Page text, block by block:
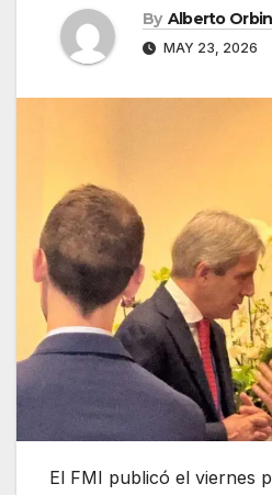
By Alberto
MAY 23, 2026
El FMI publicó el viernes